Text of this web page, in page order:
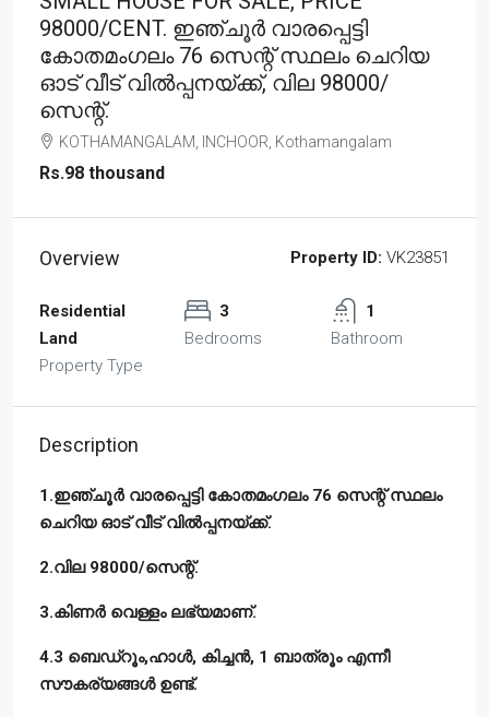
98000/CENT. ഇഞ്ചൂർ വാരപ്പെട്ടി
കോതമംഗലം 76 സെന്റ് സ്ഥലം ചെറിയ
ഓട് വീട് വിൽപ്പനയ്ക്ക്, വില 98000/
സെന്റ്.
KOTHAMANGALAM, INCHOOR, Kothamangalam
Rs.98 thousand
Overview Property ID: VK23851
Residential
Land
Property Type
3
Bedrooms
1
Bathroom
Description
1.ഇഞ്ചൂർ വാരപ്പെട്ടി കോതമംഗലം 76 സെന്റ് സ്ഥലം
ചെറിയ ഓട് വീട് വിൽപ്പനയ്ക്ക്.
2.വില 98000/സെന്റ്.
3.കിണർ വെള്ളം ലഭ്യമാണ്.
4.3 ബെഡ്‌റൂം,ഹാൾ, കിച്ചൻ, 1 ബാത്രൂം എന്നീ
സൗകര്യങ്ങൾ ഉണ്ട്.